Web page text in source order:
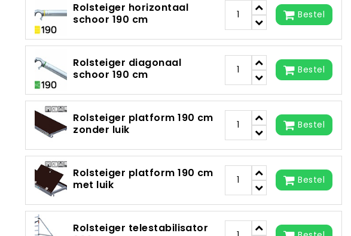
Rolsteiger horizontaal
schoor 190 cm
Bestel
Rolsteiger diagonaal
schoor 190 cm
Bestel
Rolsteiger platform 190 cm
zonder luik
Bestel
Rolsteiger platform 190 cm
met luik
Bestel
Rolsteiger telestabilisator